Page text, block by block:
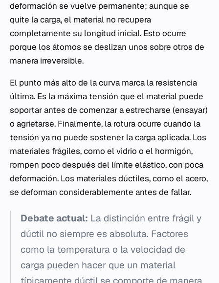
deformación se vuelve permanente; aunque se
quite la carga, el material no recupera
completamente su longitud inicial. Esto ocurre
porque los átomos se deslizan unos sobre otros de
manera irreversible.
El punto más alto de la curva marca la resistencia
última. Es la máxima tensión que el material puede
soportar antes de comenzar a estrecharse (ensayar)
o agrietarse. Finalmente, la rotura ocurre cuando la
tensión ya no puede sostener la carga aplicada. Los
materiales frágiles, como el vidrio o el hormigón,
rompen poco después del límite elástico, con poca
deformación. Los materiales dúctiles, como el acero,
se deforman considerablemente antes de fallar.
Debate actual: La distinción entre frágil y
dúctil no siempre es absoluta. Factores
como la temperatura o la velocidad de
carga pueden hacer que un material